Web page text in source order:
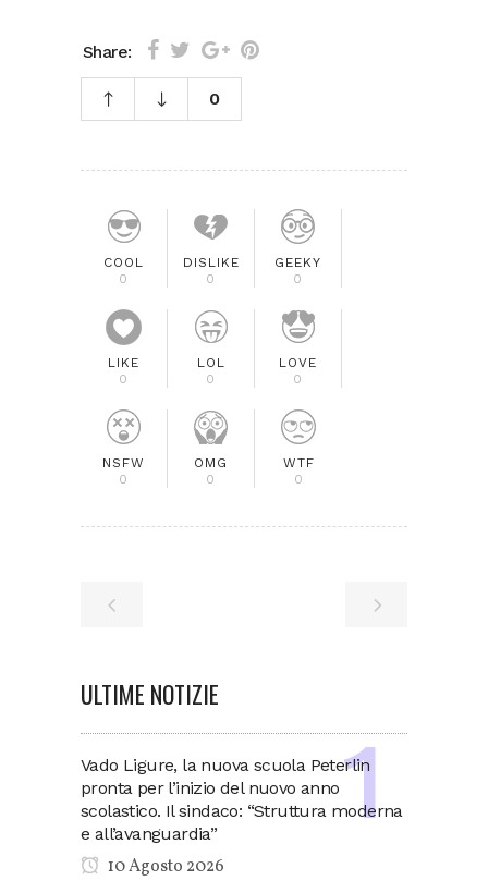
Share:
0
COOL
0
DISLIKE
0
GEEKY
0
LIKE
0
LOL
0
LOVE
0
NSFW
0
OMG
0
WTF
0
ULTIME NOTIZIE
Vado Ligure, la nuova scuola Peterlin
pronta per l’inizio del nuovo anno
scolastico. Il sindaco: “Struttura moderna
e all’avanguardia”
10 Agosto 2026